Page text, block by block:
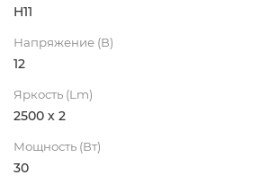
H11
Напряжение (В)
12
Яркость (Lm)
2500 х 2
Мощность (Вт)
30